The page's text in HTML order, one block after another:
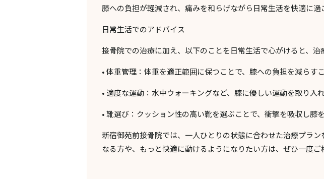
膝への負担が軽減され、痛みを和らげながら日常生活を快適に過
日常生活でのアドバイス
接骨院での治療に加え、以下のことを日常生活で心がけると、治
•体重管理：体重を適正範囲に保つことで、膝への負担を減らす
• 適度な運動：水中ウォーキングなど、膝に優しい運動を取り入
•靴選び：クッション性の高い靴を選ぶことで、衝撃を吸収し膝を
新宿御苑前接骨院では、一人ひとりの状態に合わせた治療プラ
なる方や、もっと快適に動けるようになりたい方は、ぜひ一度ご